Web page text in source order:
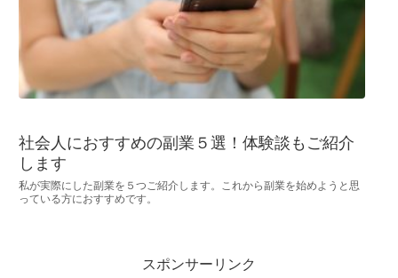
社会人におすすめの副業５選！体験談もご紹介
します
私が実際にした副業を５つご紹介します。これから副業を始めようと思
っている方におすすめです。
スポンサーリンク